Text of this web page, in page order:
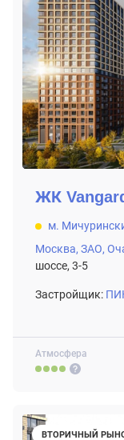
Атмосфера
ЖК
м.
Москва, ЗАО,
шоссе, 3-5
Застройщик:
ВТОРИЧНЫЙ